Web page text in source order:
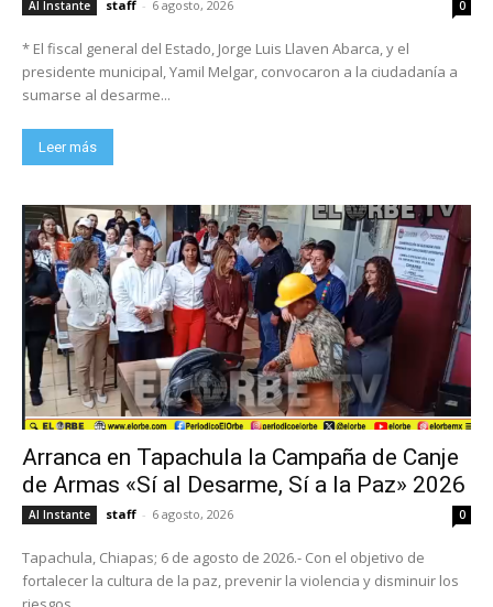
Al Instante staff - 6 agosto, 2026 0
* El fiscal general del Estado, Jorge Luis Llaven Abarca, y el
presidente municipal, Yamil Melgar, convocaron a la ciudadanía a
sumarse al desarme...
Leer más
Arranca en Tapachula la Campaña de Canje
de Armas «Sí al Desarme, Sí a la Paz» 2026
Al Instante staff - 6 agosto, 2026 0
Tapachula, Chiapas; 6 de agosto de 2026.- Con el objetivo de
fortalecer la cultura de la paz, prevenir la violencia y disminuir los